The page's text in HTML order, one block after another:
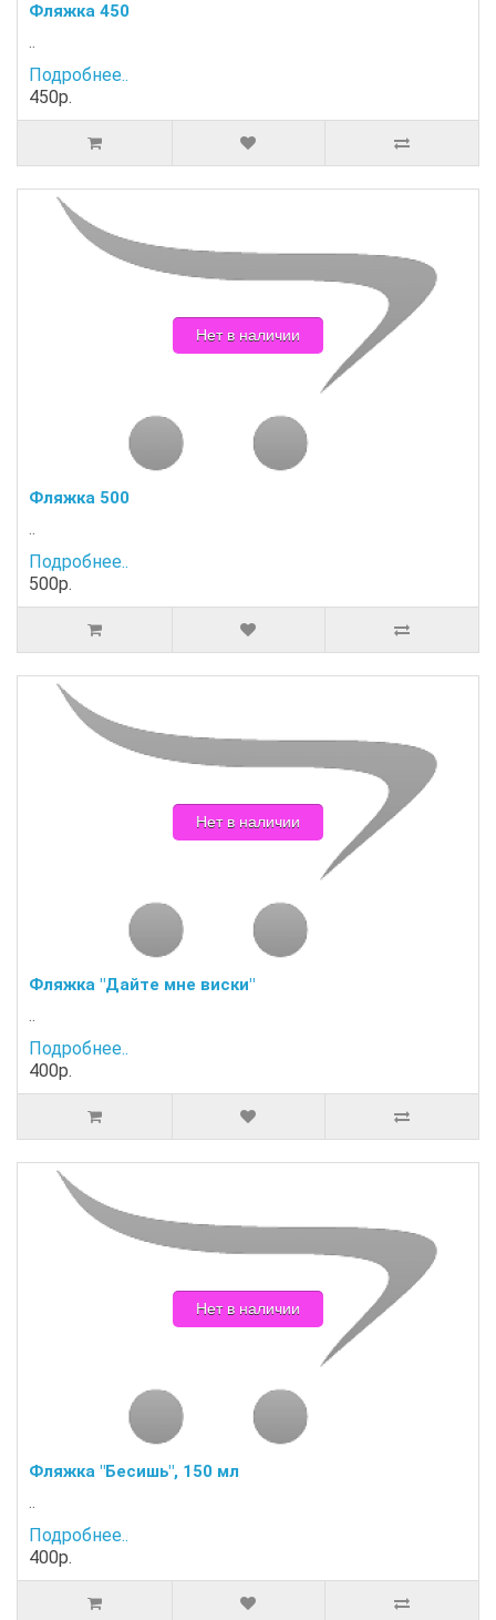
Фляжка 450
..
Подробнее..
450р.
Нет в наличии
Фляжка 500
..
Подробнее..
500р.
Нет в наличии
Фляжка "Дайте мне виски"
..
Подробнее..
400р.
Нет в наличии
Фляжка "Бесишь", 150 мл
..
Подробнее..
400р.